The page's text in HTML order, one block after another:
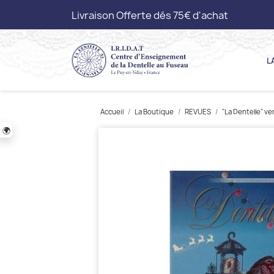
🌍
Livraison Offerte dés 75€ d'achat
Accueil La Boutique REVUES "La Dentelle"